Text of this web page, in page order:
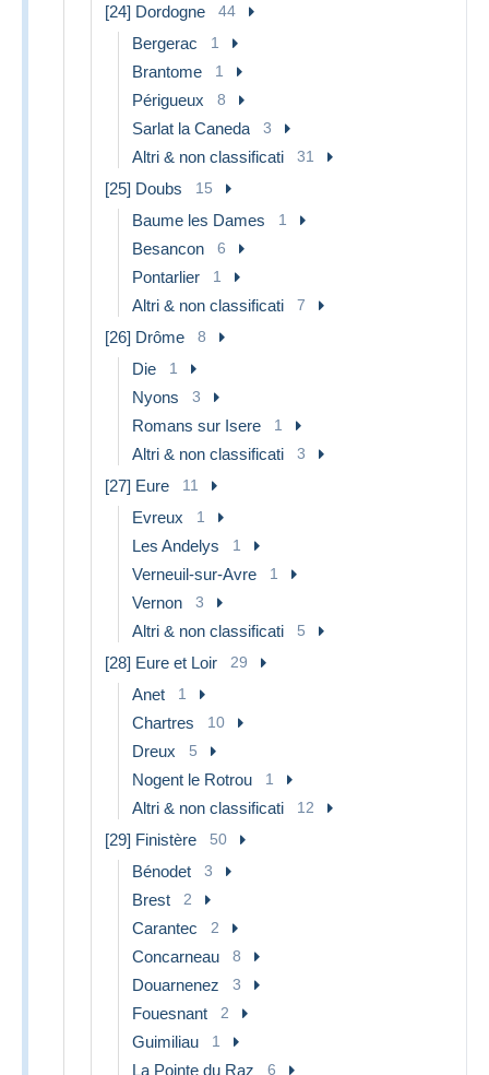
[24] Dordogne 44
Bergerac 1
Brantome 1
Périgueux 8
Sarlat la Caneda 3
Altri & non classificati 31
[25] Doubs 15
Baume les Dames 1
Besancon 6
Pontarlier 1
Altri & non classificati 7
[26] Drôme 8
Die 1
Nyons 3
Romans sur Isere 1
Altri & non classificati 3
[27] Eure 11
Evreux 1
Les Andelys 1
Verneuil-sur-Avre 1
Vernon 3
Altri & non classificati 5
[28] Eure et Loir 29
Anet 1
Chartres 10
Dreux 5
Nogent le Rotrou 1
Altri & non classificati 12
[29] Finistère 50
Bénodet 3
Brest 2
Carantec 2
Concarneau 8
Douarnenez 3
Fouesnant 2
Guimiliau 1
La Pointe du Raz 6